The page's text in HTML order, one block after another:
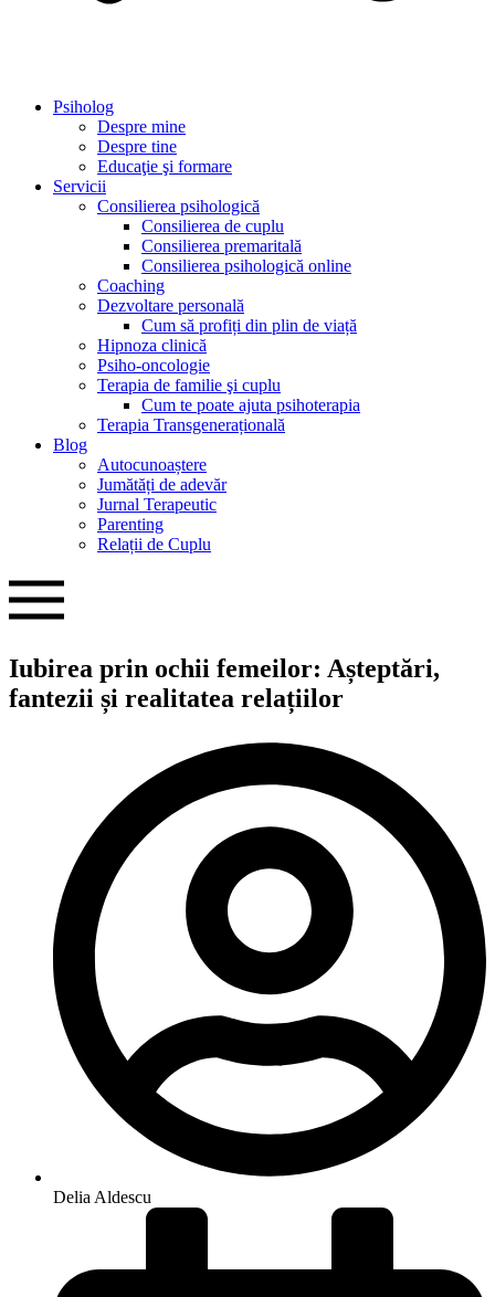
Psiholog
Despre mine
Despre tine
Educaţie şi formare
Servicii
Consilierea psihologică
Consilierea de cuplu
Consilierea premaritală
Consilierea psihologică online
Coaching
Dezvoltare personală
Cum să profiți din plin de viață
Hipnoza clinică
Psiho-oncologie
Terapia de familie şi cuplu
Cum te poate ajuta psihoterapia
Terapia Transgenerațională
Blog
Autocunoaștere
Jumătăți de adevăr
Jurnal Terapeutic
Parenting
Relații de Cuplu
Iubirea prin ochii femeilor: Așteptări,
fantezii și realitatea relațiilor
Delia Aldescu